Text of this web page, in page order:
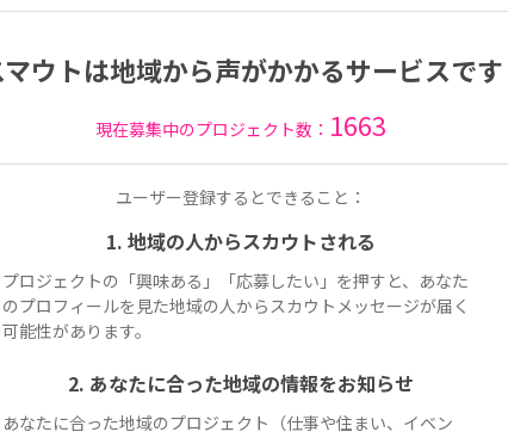
マウトは地域から声がかかるサービスです
現在募集中のプロジェクト数： 1663
ユーザー登録するとできること：
1. 地域の人からスカウトされる
プロジェクトの「興味ある」「応募したい」を押すと、あなた
のプロフィールを見た地域の人からスカウトメッセージが届く
可能性があります。
2. あなたに合った地域の情報をお知らせ
あなたに合った地域のプロジェクト（仕事や住まい、イベン